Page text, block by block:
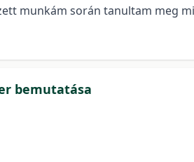
munkám során tanultam meg
bemutatása